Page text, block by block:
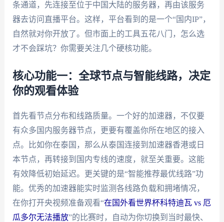
条通道，先连接至位于中国大陆的服务器，再由该服务
器去访问直播平台。这样，平台看到的是一个“国内IP”，
自然就对你开放了。但市面上的工具五花八门，怎么选
才不会踩坑？你需要关注几个硬核功能。
核心功能一：全球节点与智能线路，决定
你的观看体验
首先看节点分布和线路质量。一个好的加速器，不仅要
有众多国内服务器节点，更要有覆盖你所在地区的接入
点。比如你在泰国，那么从泰国连接到加速器香港或日
本节点，再转接到国内专线的速度，就至关重要。这能
有效降低初始延迟。更关键的是“智能推荐最优线路”功
能。优秀的加速器能实时监测各线路负载和拥堵情况，
在你打开央视频准备观看“在国外看世界杯科特迪瓦 vs 厄
瓜多尔无法播放”的比赛时，自动为你切换到当时最快、